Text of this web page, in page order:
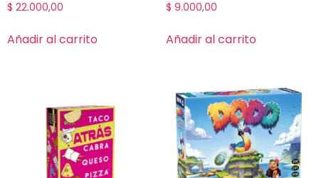
$ 22.000,00
Añadir al carrito
$ 9.000,00
Añadir al carrito